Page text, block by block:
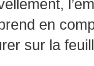
en
sur la